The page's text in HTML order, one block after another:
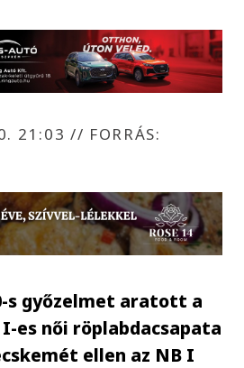
21:03 // FORRÁS:
s győzelmet aratott a
I-es női röplabdacsapata
ellen az NB I